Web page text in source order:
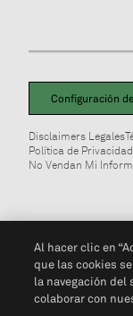
Configuración
Disclaimers Legales
Política de Privacidad
No Vendan Mi
Al hacer clic en
que las cookies
la navegación del
colaborar con